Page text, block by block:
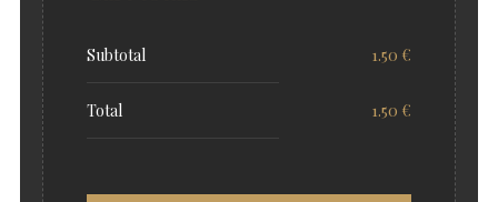
Subtotal 1.50 €
Total 1.50 €